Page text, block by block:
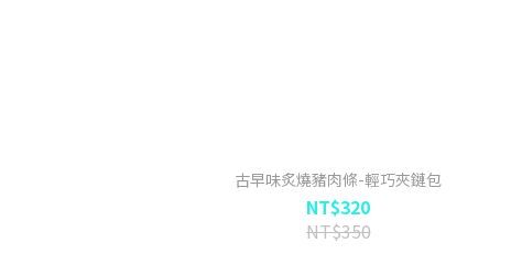
古早味炙燒豬肉條-輕巧夾鏈包
NT$320
NT$350